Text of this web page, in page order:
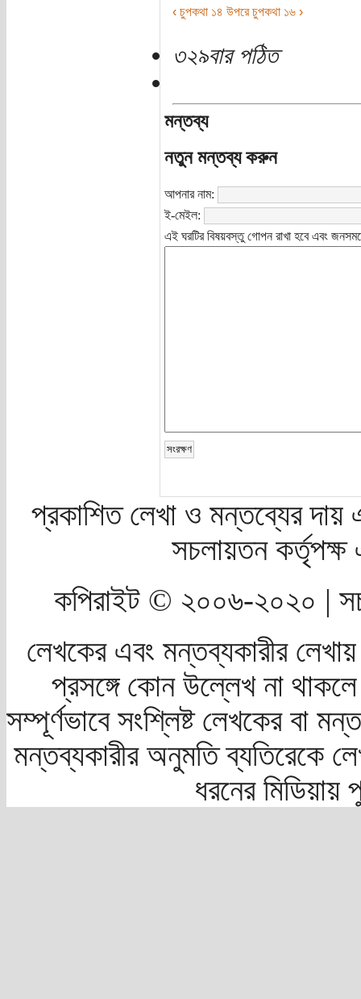
‹ চুপকথা ১৪ উপরে চুপকথা ১৬ ›
৩২৯বার পঠিত
মন্তব্য
নতুন মন্তব্য করুন
আপনার নাম:
ই-মেইল:
এই ঘরটির বিষয়বস্তু গোপন রাখা হবে এবং
প্রকাশিত লেখা ও মন্তব্যের দায়
সচলায়তন
কপিরাইট © ২০০৬-২০২০ |
লেখকের এবং মন্তব্যকারীর
প্রসঙ্গে কোন উল্লেখ না
সম্পূর্ণভাবে সংশ্লিষ্ট লেখকের বা
মন্তব্যকারীর অনুমতি ব্যতিরেকে
ধরনের মিডিয়ায়